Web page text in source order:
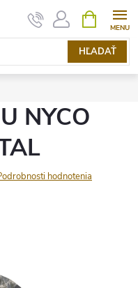
HĽADAŤ
KOŠÍK
NYCO
hodnotenia